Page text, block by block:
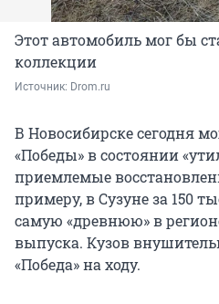
Этот автомобиль мог бы
коллекции
Источник: Drom.ru
В Новосибирске сегодня
«Победы» в состоянии
приемлемые
примеру, в Сузуне за 150
самую «древнюю» в
выпуска. Кузов
«Победа» на ходу.